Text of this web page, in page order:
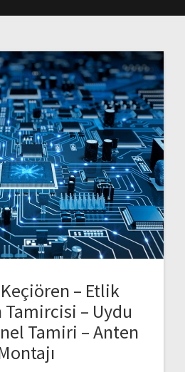
– Etlik
– Uydu
Tamiri – Anten